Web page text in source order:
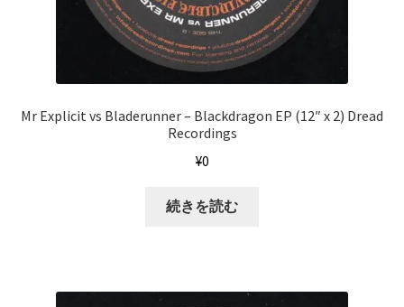
Mr Explicit vs Bladerunner ‎– Blackdragon EP (12″ x 2) Dread
Recordings
¥0
続きを読む